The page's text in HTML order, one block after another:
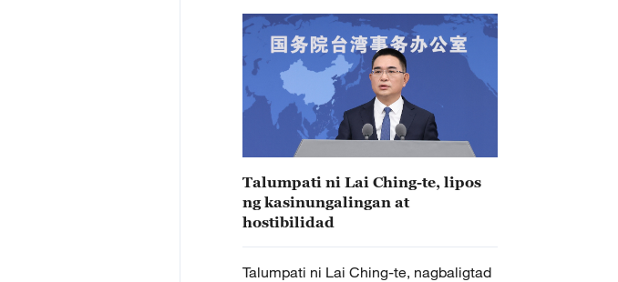
Talumpati ni Lai Ching-te, lipos
ng kasinungalingan at
hostibilidad
Talumpati ni Lai Ching-te, nagbaligtad